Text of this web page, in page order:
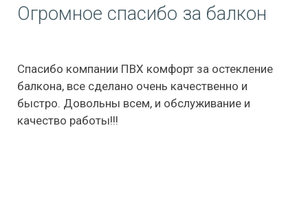
Огромное спасибо за балкон
Спасибо компании ПВХ комфорт за остекление
балкона, все сделано очень качественно и
быстро. Довольны всем, и обслуживание и
качество работы!!!